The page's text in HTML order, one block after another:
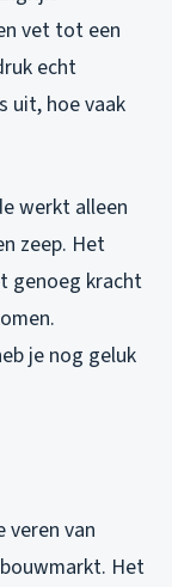
vet tot een
echt
uit, hoe vaak
werkt alleen
zeep. Het
genoeg kracht
je nog geluk
veren van
Het